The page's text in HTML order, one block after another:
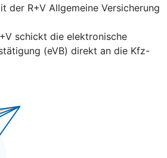
der R+V Allgemeine Versicherung
schickt die elektronische
(eVB) direkt an die Kfz-